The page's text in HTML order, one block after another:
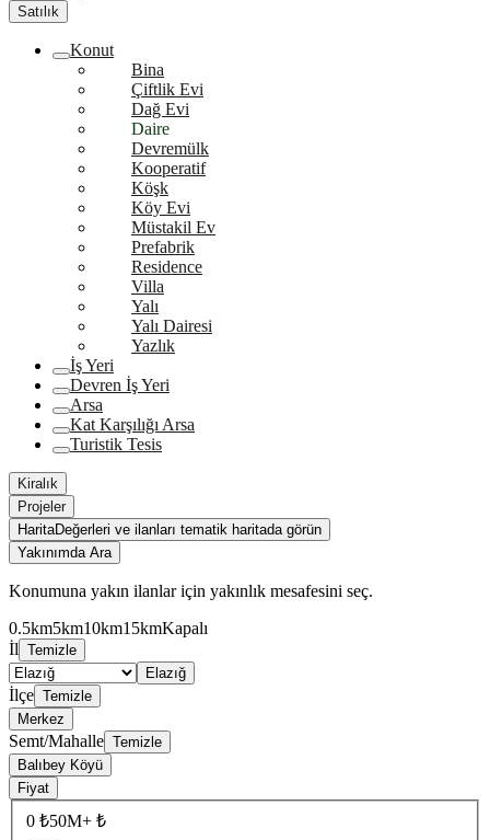
Satılık
Konut
Bina
Çiftlik Evi
Dağ Evi
Daire
Devremülk
Kooperatif
Köşk
Köy Evi
Müstakil Ev
Prefabrik
Residence
Villa
Yalı
Yalı Dairesi
Yazlık
İş Yeri
Devren İş Yeri
Arsa
Kat Karşılığı Arsa
Turistik Tesis
Kiralık
Projeler
HaritaDeğerleri ve ilanları tematik haritada görün
Yakınımda Ara
Konumuna yakın ilanlar için yakınlık mesafesini seç.
0.5km5km10km15kmKapalı
İl Temizle
Elazığ
İlçe Temizle
Merkez
Semt/Mahalle Temizle
Balıbey Köyü
Fiyat
0 ₺50M+ ₺